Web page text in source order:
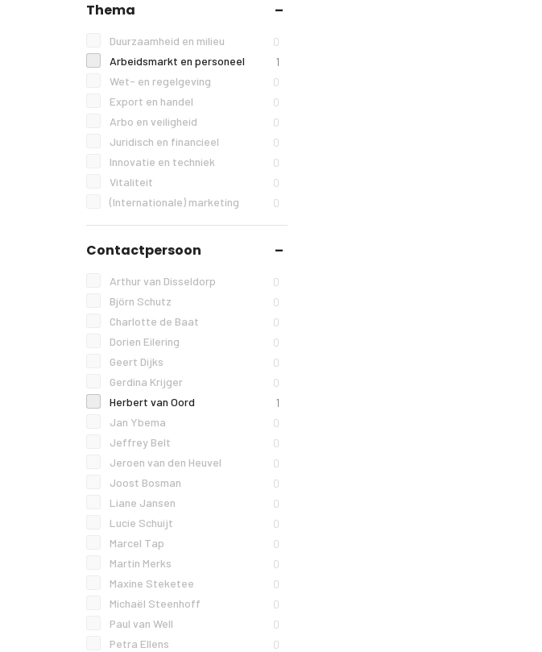
Thema
Duurzaamheid en milieu 0
Arbeidsmarkt en personeel 1
Wet- en regelgeving 0
Export en handel 0
Arbo en veiligheid 0
Juridisch en financieel 0
Innovatie en techniek 0
Vitaliteit 0
(Internationale) marketing 0
Contactpersoon
Arthur van Disseldorp 0
Björn Schutz 0
Charlotte de Baat 0
Dorien Eilering 0
Geert Dijks 0
Gerdina Krijger 0
Herbert van Oord 1
Jan Ybema 0
Jeffrey Belt 0
Jeroen van den Heuvel 0
Joost Bosman 0
Liane Jansen 0
Lucie Schuijt 0
Marcel Tap 0
Martin Merks 0
Maxine Steketee 0
Michaël Steenhoff 0
Paul van Well 0
Petra Ellens 0